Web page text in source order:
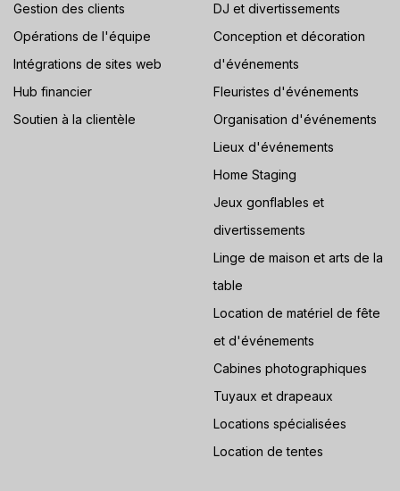
Gestion des clients
Opérations de l'équipe
Intégrations de sites web
Hub financier
Soutien à la clientèle
DJ et divertissements
Conception et décoration
d'événements
Fleuristes d'événements
Organisation d'événements
Lieux d'événements
Home Staging
Jeux gonflables et
divertissements
Linge de maison et arts de la
table
Location de matériel de fête
et d'événements
Cabines photographiques
Tuyaux et drapeaux
Locations spécialisées
Location de tentes